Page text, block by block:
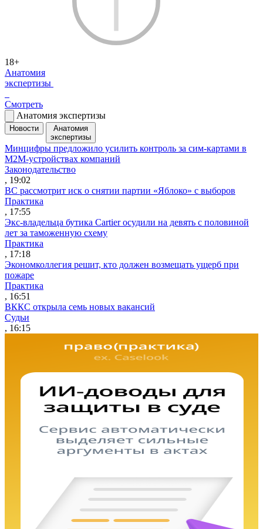
18+
Анатомия
экспертизы
Смотреть
Анатомия экспертизы
Новости
Анатомия
экспертизы
Минцифры предложило усилить контроль за сим-картами в
M2M-устройствах компаний
Законодательство
, 19:02
ВС рассмотрит иск о снятии партии «Яблоко» с выборов
Практика
, 17:55
Экс-владельца бутика Cartier осудили на девять с половиной
лет за таможенную схему
Практика
, 17:18
Экономколлегия решит, кто должен возмещать ущерб при
пожаре
Практика
, 16:51
ВККС открыла семь новых вакансий
Судьи
, 16:15